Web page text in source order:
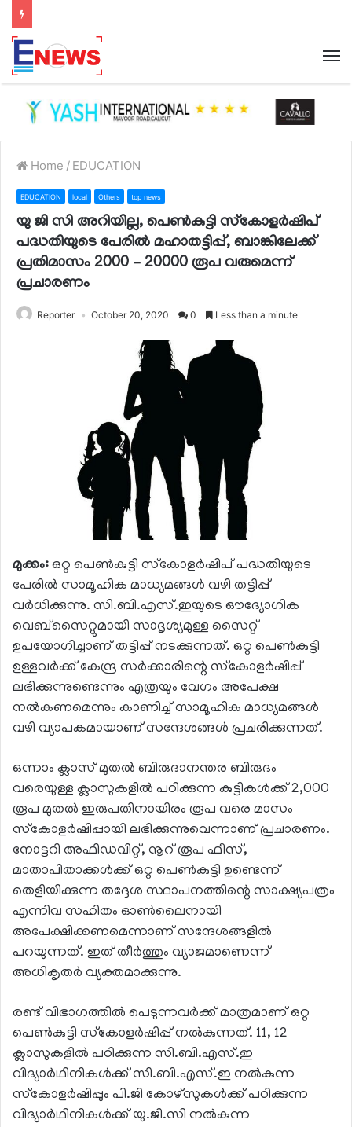
Home / EDUCATION
EDUCATION local Others top news
യു ജി സി അറിയില്ല, പെണ്‍കുട്ടി സ്‌കോളര്‍ഷിപ്
പദ്ധതിയുടെ പേരില്‍ മഹാതട്ടിപ്പ്, ബാങ്കിലേക്ക്
പ്രതിമാസം 2000 – 20000 രൂപ വരുമെന്ന്
പ്രചാരണം
Reporter October 20, 2020 0 Less than a minute
മുക്കം: ഒറ്റ പെണ്‍കുട്ടി സ്‌കോളര്‍ഷിപ് പദ്ധതിയുടെ
പേരില്‍ സാമൂഹിക മാധ്യമങ്ങള്‍ വഴി തട്ടിപ്പ്
വര്‍ധിക്കുന്നു. സി.ബി.എസ്.ഇയുടെ ഔദ്യോഗിക
വെബ്‌സൈറ്റുമായി സാദൃശ്യമുള്ള സൈറ്റ്
ഉപയോഗിച്ചാണ് തട്ടിപ്പ് നടക്കുന്നത്. ഒറ്റ പെണ്‍കുട്ടി
ഉള്ളവര്‍ക്ക് കേന്ദ്ര സര്‍ക്കാരിന്റെ സ്‌കോളര്‍ഷിപ്പ്
ലഭിക്കുന്നുണ്ടെന്നും എത്രയും വേഗം അപേക്ഷ
നല്‍കണമെന്നും കാണിച്ച് സാമൂഹിക മാധ്യമങ്ങള്‍
വഴി വ്യാപകമായാണ് സന്ദേശങ്ങള്‍ പ്രചരിക്കുന്നത്.
ഒന്നാം ക്ലാസ് മുതല്‍ ബിരുദാനന്തര ബിരുദം
വരെയുള്ള ക്ലാസുകളില്‍ പഠിക്കുന്ന കുട്ടികള്‍ക്ക് 2,000
രൂപ മുതല്‍ ഇരുപതിനായിരം രൂപ വരെ മാസം
സ്‌കോളര്‍ഷിപ്പായി ലഭിക്കുന്നുവെന്നാണ് പ്രചാരണം.
നോട്ടറി അഫിഡവിറ്റ്, നൂറ് രൂപ ഫീസ്,
മാതാപിതാക്കള്‍ക്ക് ഒറ്റ പെണ്‍കുട്ടി ഉണ്ടെന്ന്
തെളിയിക്കുന്ന തദ്ദേശ സ്ഥാപനത്തിന്റെ സാക്ഷ്യപത്രം
എന്നിവ സഹിതം ഓണ്‍ലൈനായി
അപേക്ഷിക്കണമെന്നാണ് സന്ദേശങ്ങളില്‍
പറയുന്നത്. ഇത് തീര്‍ത്തും വ്യാജമാണെന്ന്
അധികൃതര്‍ വ്യക്തമാക്കുന്നു.
രണ്ട് വിഭാഗത്തില്‍ പെടുന്നവര്‍ക്ക് മാത്രമാണ് ഒറ്റ
പെണ്‍കുട്ടി സ്‌കോളര്‍ഷിപ്പ് നല്‍കുന്നത്. 11, 12
ക്ലാസുകളില്‍ പഠിക്കുന്ന സി.ബി.എസ്.ഇ
വിദ്യാര്‍ഥിനികള്‍ക്ക് സി.ബി.എസ്.ഇ നല്‍കുന്ന
സ്‌കോളര്‍ഷിപ്പും പി.ജി കോഴ്‌സുകള്‍ക്ക് പഠിക്കുന്ന
വിദ്യാര്‍ഥിനികള്‍ക്ക് യു.ജി.സി നല്‍കുന്ന